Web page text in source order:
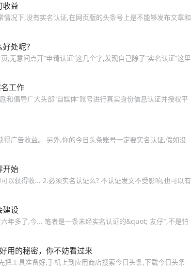
收益
况下,没有实名认证,在网页版的头条号上是不能够发布文章和
处呢？
无意间点开“申请认证”这几个字,发现自己除了“实名认证”这里
工作
和倡导广大头部“自媒体”账号进行真实身份信息认证并授权平
广告收益。 另外,你的今日头条账号一定要实名认证,假如没
开始
以获得收... 2.必须实名认证么? 不认证发文不受影响,也可以有
建设
年多了,今... 笔者是一条未经实名认证的&quot; 友仔″,不是怕
用的秘密，你不妨看过来
工具准备好,手机上到应用商店搜索今日头条,下载今日头条